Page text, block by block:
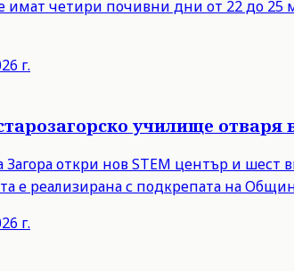
имат четири почивни дни от 22 до 25
г.
училище
Загора откри нов STEM център и
е реализирана с подкрепата на
г.